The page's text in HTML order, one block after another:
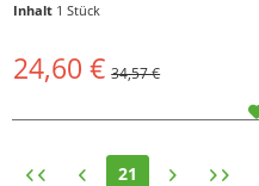
Inhalt 1 Stück
24,60 € 34,57 €
21